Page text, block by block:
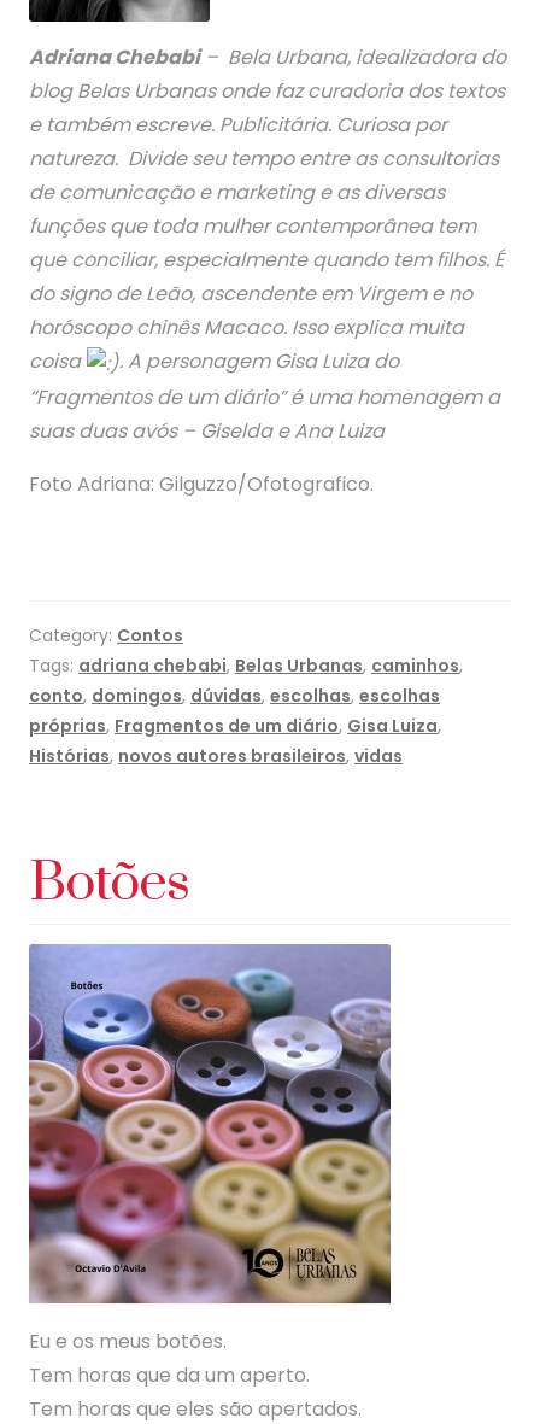
Adriana Chebabi– Bela Urbana, idealizadora do
blog Belas Urbanas onde faz curadoria dos textos
e também escreve. Publicitária. Curiosa por
natureza. Divide seu tempo entre as consultorias
de comunicação e marketing e as diversas
funções que toda mulher contemporânea tem
que conciliar, especialmente quando tem filhos. É
do signo de Leão, ascendente em Virgem e no
horóscopo chinês Macaco. Isso explica muita
coisa
. A personagem Gisa Luiza do
“Fragmentos de um diário” é uma homenagem a
suas duas avós – Giselda e Ana Luiza
Foto Adriana: Gilguzzo/Ofotografico.
Category: Contos
Tags: adriana chebabi, Belas Urbanas, caminhos,
conto, domingos, dúvidas, escolhas, escolhas
próprias, Fragmentos de um diário, Gisa Luiza,
Histórias, novos autores brasileiros, vidas
Botões
Eu e os meus botões.
Tem horas que da um aperto.
Tem horas que eles são apertados.